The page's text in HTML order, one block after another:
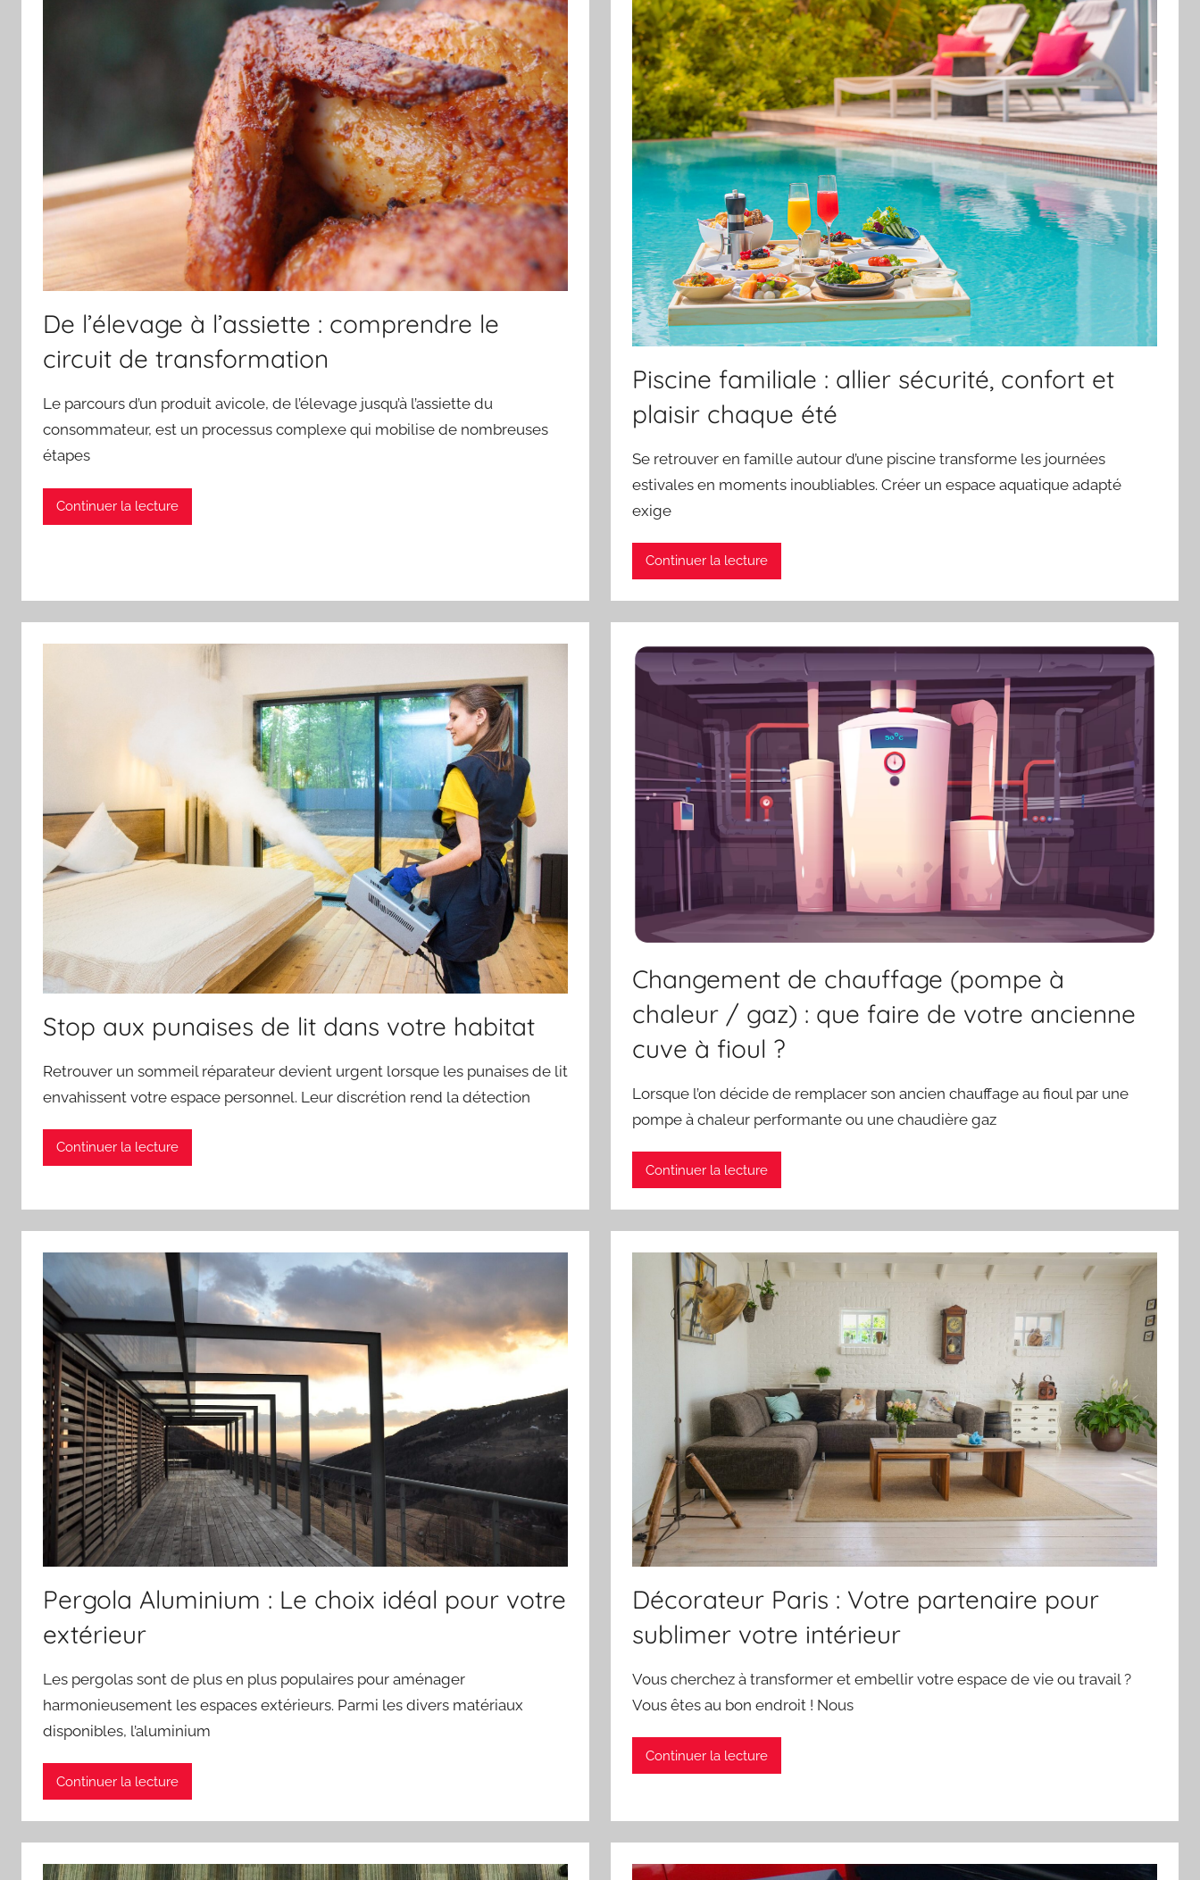
De l’élevage à l’assiette : comprendre le
circuit de transformation
Le parcours d’un produit avicole, de l’élevage jusqu’à l’assiette du
consommateur, est un processus complexe qui mobilise de nombreuses
étapes
Continuer la lecture
Piscine familiale : allier sécurité, confort et
plaisir chaque été
Se retrouver en famille autour d’une piscine transforme les journées
estivales en moments inoubliables. Créer un espace aquatique adapté
exige
Continuer la lecture
Stop aux punaises de lit dans votre habitat
Retrouver un sommeil réparateur devient urgent lorsque les punaises de lit
envahissent votre espace personnel. Leur discrétion rend la détection
Continuer la lecture
Changement de chauffage (pompe à
chaleur / gaz) : que faire de votre ancienne
cuve à fioul ?
Lorsque l’on décide de remplacer son ancien chauffage au fioul par une
pompe à chaleur performante ou une chaudière gaz
Continuer la lecture
Pergola Aluminium : Le choix idéal pour votre
extérieur
Les pergolas sont de plus en plus populaires pour aménager
harmonieusement les espaces extérieurs. Parmi les divers matériaux
disponibles, l’aluminium
Continuer la lecture
Décorateur Paris : Votre partenaire pour
sublimer votre intérieur
Vous cherchez à transformer et embellir votre espace de vie ou travail ?
Vous êtes au bon endroit ! Nous
Continuer la lecture